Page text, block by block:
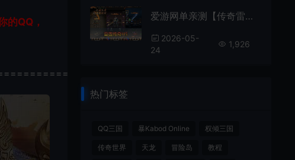
的QQ，
爱游网单亲测【传奇雷霆H5单机版】最新整理带假人传奇之阿发雷霆无限等级多区跨服超变版三网H5游戏带GM后台 虚拟机一键端 支持自配家庭局域网
2026-05-
24
1,926
热门标签
QQ三国 暴Kabod Online 权倾三国
传奇世界 天龙 冒险岛 教程